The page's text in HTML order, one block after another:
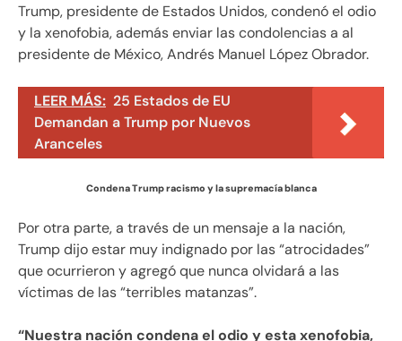
Trump, presidente de Estados Unidos, condenó el odio
y la xenofobia, además enviar las condolencias a al
presidente de México, Andrés Manuel López Obrador.
LEER MÁS: 25 Estados de EU
Demandan a Trump por Nuevos
Aranceles
Condena Trump racismo y la supremacía blanca
Por otra parte, a través de un mensaje a la nación,
Trump dijo estar muy indignado por las “atrocidades”
que ocurrieron y agregó que nunca olvidará a las
víctimas de las “terribles matanzas”.
“Nuestra nación condena el odio y esta xenofobia,